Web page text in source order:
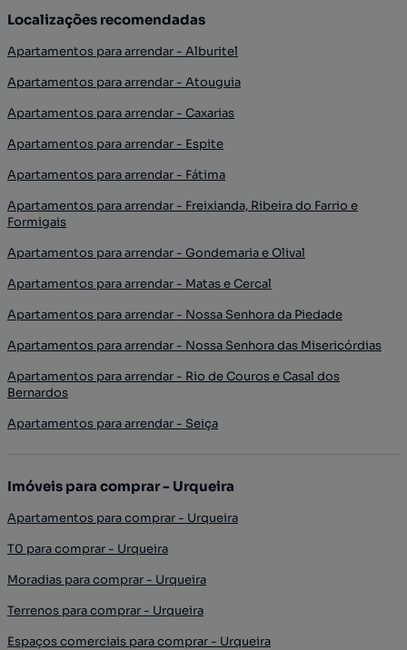
Localizações recomendadas
Apartamentos para arrendar - Alburitel
Apartamentos para arrendar - Atouguia
Apartamentos para arrendar - Caxarias
Apartamentos para arrendar - Espite
Apartamentos para arrendar - Fátima
Apartamentos para arrendar - Freixianda, Ribeira do Farrio e
Formigais
Apartamentos para arrendar - Gondemaria e Olival
Apartamentos para arrendar - Matas e Cercal
Apartamentos para arrendar - Nossa Senhora da Piedade
Apartamentos para arrendar - Nossa Senhora das Misericórdias
Apartamentos para arrendar - Rio de Couros e Casal dos
Bernardos
Apartamentos para arrendar - Seiça
Imóveis para comprar - Urqueira
Apartamentos para comprar - Urqueira
T0 para comprar - Urqueira
Moradias para comprar - Urqueira
Terrenos para comprar - Urqueira
Espaços comerciais para comprar - Urqueira